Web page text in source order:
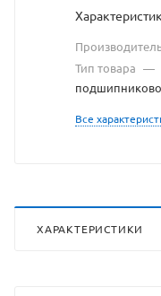
по
Тип товара —
Все
ХАРАКТЕРИСТИКИ